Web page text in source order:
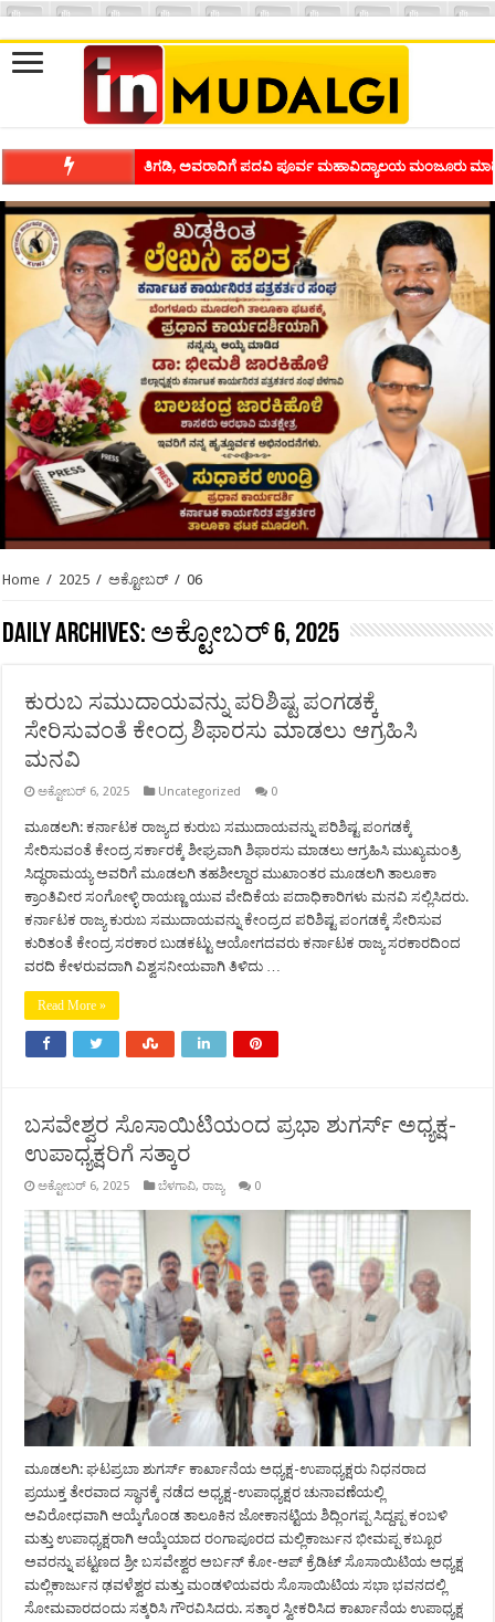
ತಿಗಡಿ, ಅವರಾದಿಗೆ ಪದವಿ ಪೂರ್ವ ಮಹಾವಿದ್ಯಾಲಯ ಮಂಜೂರು
Home / 2025 / ಅಕ್ಟೋಬರ್ / 06
Daily Archives: ಅಕ್ಟೋಬರ್ 6, 2025
ಕುರುಬ ಸಮುದಾಯವನ್ನು ಪರಿಶಿಷ್ಟ ಪಂಗಡಕ್ಕೆ
ಸೇರಿಸುವಂತೆ ಕೇಂದ್ರ ಶಿಫಾರಸು ಮಾಡಲು ಆಗ್ರಹಿಸಿ
ಮನವಿ
ಅಕ್ಟೋಬರ್ 6, 2025 Uncategorized 0
ಮೂಡಲಗಿ: ಕರ್ನಾಟಕ ರಾಜ್ಯದ ಕುರುಬ ಸಮುದಾಯವನ್ನು ಪರಿಶಿಷ್ಟ ಪಂಗಡಕ್ಕೆ
ಸೇರಿಸುವಂತೆ ಕೇಂದ್ರ ಸರ್ಕಾರಕ್ಕೆ ಶೀಘ್ರವಾಗಿ ಶಿಫಾರಸು ಮಾಡಲು ಆಗ್ರಹಿಸಿ ಮುಖ್ಯಮಂತ್ರಿ
ಸಿದ್ಧರಾಮಯ್ಯ ಅವರಿಗೆ ಮೂಡಲಗಿ ತಹಶೀಲ್ದಾರ ಮುಖಾಂತರ ಮೂಡಲಗಿ ತಾಲೂಕಾ
ಕ್ರಾಂತಿವೀರ ಸಂಗೋಳ್ಳಿ ರಾಯಣ್ಣ ಯುವ ವೇದಿಕೆಯ ಪದಾಧಿಕಾರಿಗಳು ಮನವಿ ಸಲ್ಲಿಸಿದರು.
ಕರ್ನಾಟಕ ರಾಜ್ಯ ಕುರುಬ ಸಮುದಾಯವನ್ನು ಕೇಂದ್ರದ ಪರಿಶಿಷ್ಟ ಪಂಗಡಕ್ಕೆ ಸೇರಿಸುವ
ಕುರಿತಂತೆ ಕೇಂದ್ರ ಸರಕಾರ ಬುಡಕಟ್ಟು ಆಯೋಗದವರು ಕರ್ನಾಟಕ ರಾಜ್ಯ ಸರಕಾರದಿಂದ
ವರದಿ ಕೇಳರುವದಾಗಿ ವಿಶ್ವಸನೀಯವಾಗಿ ತಿಳಿದು …
Read More »
ಬಸವೇಶ್ವರ ಸೊಸಾಯಿಟಿಯಂದ ಪ್ರಭಾ ಶುಗರ್ಸ್ ಅಧ್ಯಕ್ಷ-
ಉಪಾಧ್ಯಕ್ಷರಿಗೆ ಸತ್ಕಾರ
ಅಕ್ಟೋಬರ್ 6, 2025 ಬೆಳಗಾವಿ,ರಾಜ್ಯ 0
ಮೂಡಲಗಿ: ಘಟಪ್ರಬಾ ಶುಗರ್ಸ್ ಕಾರ್ಖಾನೆಯ ಅಧ್ಯಕ್ಷ-ಉಪಾಧ್ಯಕ್ಷರು ನಿಧನರಾದ
ಪ್ರಯುಕ್ತ ತೇರವಾದ ಸ್ಥಾನಕ್ಕೆ ನಡೆದ ಅಧ್ಯಕ್ಷ-ಉಪಾಧ್ಯಕ್ಷರ ಚುನಾವಣೆಯಲ್ಲಿ
ಅವಿರೋಧವಾಗಿ ಆಯ್ಕೆಗೊಂಡ ತಾಲೂಕಿನ ಜೋಕಾನಟ್ಟಿಯ ಶಿದ್ಲಿಂಗಪ್ಪ ಸಿದ್ದಪ್ಪ ಕಂಬಳಿ
ಮತ್ತು ಉಪಾಧ್ಯಕ್ಷರಾಗಿ ಆಯ್ಕೆಯಾದ ರಂಗಾಪೂರದ ಮಲ್ಲಿಕಾರ್ಜುನ ಭೀಮಪ್ಪ ಕಬ್ಬೂರ
ಅವರನ್ನು ಪಟ್ಟಣದ ಶ್ರೀ ಬಸವೇಶ್ವರ ಅರ್ಬನ್ ಕೋ-ಆಪ್ ಕ್ರೆಡಿಟ್ ಸೊಸಾಯಿಟಿಯ ಅಧ್ಯಕ್ಷ
ಮಲ್ಲಿಕಾರ್ಜುನ ಢವಳೆಶ್ವರ ಮತ್ತು ಮಂಡಳಿಯವರು ಸೊಸಾಯಿಟಿಯ ಸಭಾ ಭವನದಲ್ಲಿ
ಸೋಮವಾರದಂದು ಸತ್ಕರಿಸಿ ಗೌರವಿಸಿದರು. ಸತ್ಕಾರ ಸ್ವೀಕರಿಸಿದ ಕಾರ್ಖಾನೆಯ ಉಪಾಧ್ಯಕ್ಷ